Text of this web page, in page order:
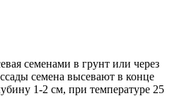
семенами в грунт или через
семена высевают в конце
1-2 см, при температуре 25